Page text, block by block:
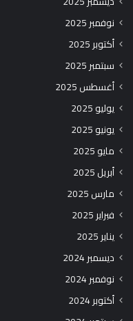
نوفمبر 2025
أكتوبر 2025
سبتمبر 2025
أغسطس 2025
يوليو 2025
يونيو 2025
مايو 2025
أبريل 2025
مارس 2025
فبراير 2025
يناير 2025
ديسمبر 2024
نوفمبر 2024
أكتوبر 2024